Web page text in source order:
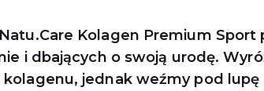
Kolagen Premium Sport
i dbających o swoją urodę.
jednak weźmy pod lupę